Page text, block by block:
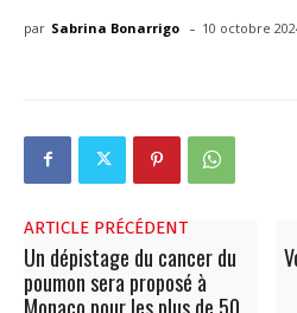
par Sabrina Bonarrigo - 10 octobre
ARTICLE PRÉCÉDENT
Un dépistage du cancer du
poumon sera proposé à
Monaco pour les plus de 50